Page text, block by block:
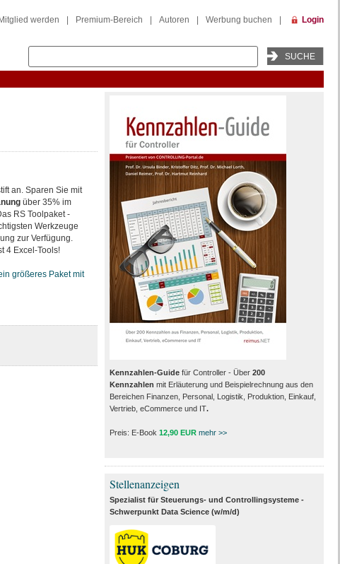
Mitglied werden Premium-Bereich Autoren Werbung buchen Login
an. Sparen Sie mit
über 35% im
RS Toolpaket -
Werkzeuge
zur Verfügung.
4 Excel-Tools!
größeres Paket mit
Kennzahlen-Guidefür Controller - Über 200
Kennzahlen mit Erläuterung und Beispielrechnung aus den
Bereichen Finanzen, Personal, Logistik, Produktion, Einkauf,
Vertrieb, eCommerce und IT.
Preis: E-Book 12,90 EUR mehr >>
Stellenanzeigen
Spezialist für Steuerungs- und Controllingsysteme -
Schwerpunkt Data Science (w/m/d)